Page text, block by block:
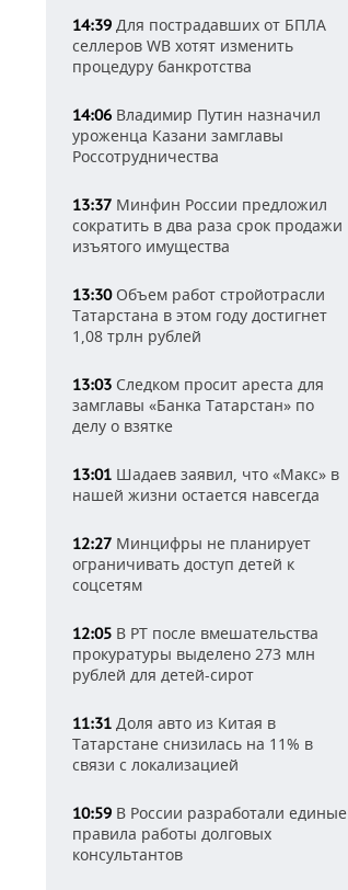
14:39 Для пострадавших от БПЛА
селлеров WB хотят изменить
процедуру банкротства
14:06 Владимир Путин назначил
уроженца Казани замглавы
Россотрудничества
13:37 Минфин России предложил
сократить в два раза срок продажи
изъятого имущества
13:30Объем работ стройотрасли
Татарстана в этом году достигнет
1,08 трлн рублей
13:03 Следком просит ареста для
замглавы «Банка Татарстан» по
делу о взятке
13:01 Шадаев заявил, что «Макс» в
нашей жизни остается навсегда
12:27 Минцифры не планирует
ограничивать доступ детей к
соцсетям
12:05 В РТ после вмешательства
прокуратуры выделено 273 млн
рублей для детей-сирот
11:31 Доля авто из Китая в
Татарстане снизилась на 11% в
связи с локализацией
10:59 В России разработали единые
правила работы долговых
консультантов